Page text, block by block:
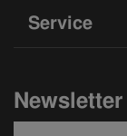
Service
Newsletter